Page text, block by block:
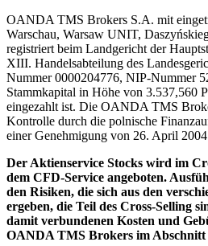
OANDA TMS Brokers S.A. mit
Warschau, Warsaw UNIT,
registriert beim Landgericht der
XIII. Handelsabteilung des
Nummer 0000204776, NIP-Nummer
Stammkapital in Höhe von 3.537,560
eingezahlt ist. Die OANDA TMS
Kontrolle durch die polnische
einer Genehmigung von 26. April
Der Aktienservice Stocks wird im
dem CFD-Service angeboten.
den Risiken, die sich aus den
ergeben, die Teil des Cross-Selling
damit verbundenen Kosten und
OANDA TMS Brokers im Abschnitt